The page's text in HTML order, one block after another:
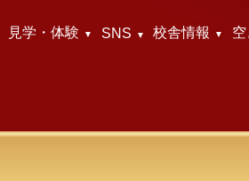
見学・体験 SNS 校舎情報